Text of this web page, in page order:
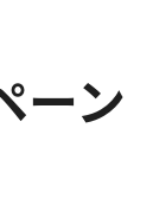
ーン